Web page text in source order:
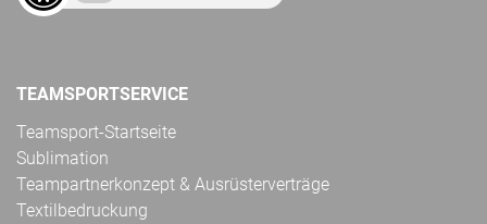
TEAMSPORTSERVICE
Teamsport-Startseite
Sublimation
Teampartnerkonzept & Ausrüsterverträge
Textilbedruckung